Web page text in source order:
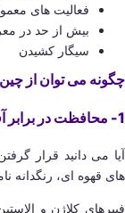
فعالیت های
بیش از حد در
سیگار کشیدن
چگونه می توان از
1- محافظت در برابر آفتاب:
آیا می دانید قرار
های قهوه ای، رنگدانه
فیبرهای کلاژن و